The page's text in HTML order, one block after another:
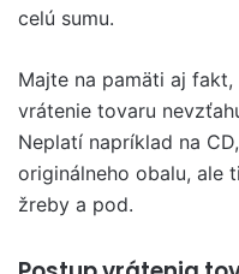
celú sumu.
Majte na pamäti aj
vrátenie tovaru
Neplatí napríklad na
originálneho obalu, ale
žreby a pod.